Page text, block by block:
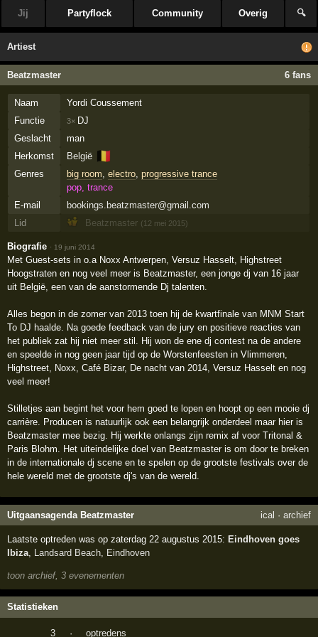
Jij Partyflock Community Overig 🔍
Artiest
Beatzmaster 6 fans
Naam
Yordi Coussement
Functie
3× DJ
Geslacht
man
Herkomst
België 🇧🇪
Genres big room electro, progressive trance
pop, trance
E-mail
bookings.beatzmaster@gmail.com
Lid
Beatzmaster (12 mei 2015)
Biografie · 19 juni 2014
Met Guest-sets in o.a Noxx Antwerpen, Versuz Hasselt, Highstreet
Hoogstraten en nog veel meer is Beatzmaster, een jonge dj van 16 jaar
uit België, een van de aanstormende Dj talenten.
Alles begon in de zomer van 2013 toen hij de kwartfinale van MNM Start
To DJ haalde. Na goede feedback van de jury en positieve reacties van
het publiek zat hij niet meer stil. Hij won de ene dj contest na de andere
en speelde in nog geen jaar tijd op de Worstenfeesten in Vlimmeren,
Highstreet, Noxx, Café Bizar, De nacht van 2014, Versuz Hasselt en nog
veel meer!
Stilletjes aan begint het voor hem goed te lopen en hoopt op een mooie dj
carrière. Producen is natuurlijk ook een belangrijk onderdeel maar hier is
Beatzmaster mee bezig. Hij werkte onlangs zijn remix af voor Tritonal &
Paris Blohm. Het uiteindelijke doel van Beatzmaster is om door te breken
in de internationale dj scene en te spelen op de grootste festivals over de
hele wereld met de grootste dj's van de wereld.
Uitgaansagenda Beatzmaster ical · archief
Laatste optreden was op zaterdag 22 augustus 2015: Eindhoven goes
Ibiza, Landsard Beach, Eindhoven
toon archief, 3 evenementen
Statistieken
3 · optredens